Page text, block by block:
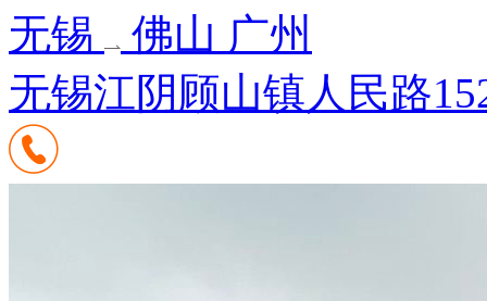
无锡
佛山 广州
无锡江阴顾山镇人民路